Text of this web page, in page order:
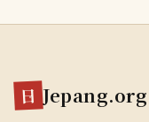
日 Jepang.org